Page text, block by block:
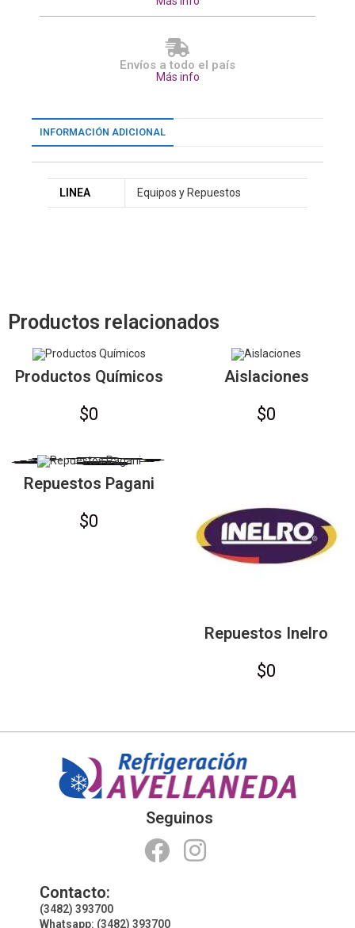
Envíos a todo el país
Más info
INFORMACIÓN ADICIONAL
LINEA Equipos y Repuestos
Productos relacionados
Productos Químicos
$0
Aislaciones
$0
Repuestos Pagani
$0
Repuestos Inelro
$0
Seguinos
Contacto:
(3482) 393700
Whatsapp: (3482) 393700